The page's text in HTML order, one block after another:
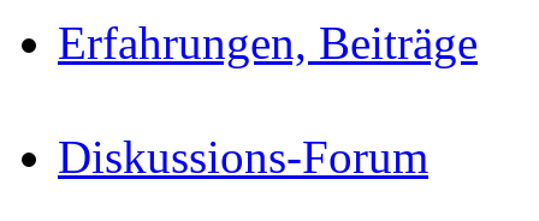
Erfahrungen, Beiträge
Diskussions-Forum